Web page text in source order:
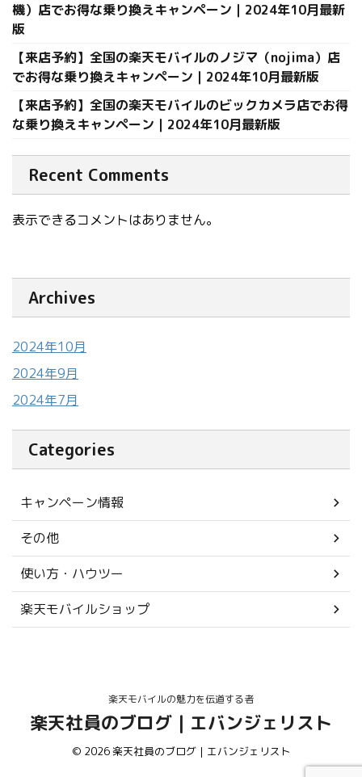
機）店でお得な乗り換えキャンペーン｜2024年10月最新
版
【来店予約】全国の楽天モバイルのノジマ（nojima）店
でお得な乗り換えキャンペーン｜2024年10月最新版
【来店予約】全国の楽天モバイルのビックカメラ店でお得
な乗り換えキャンペーン｜2024年10月最新版
Recent Comments
表示できるコメントはありません。
Archives
2024年10月
2024年9月
2024年7月
Categories
キャンペーン情報
その他
使い方・ハウツー
楽天モバイルショップ
楽天モバイルの魅力を伝道する者
楽天社員のブログ｜エバンジェリスト
© 2026 楽天社員のブログ｜エバンジェリスト